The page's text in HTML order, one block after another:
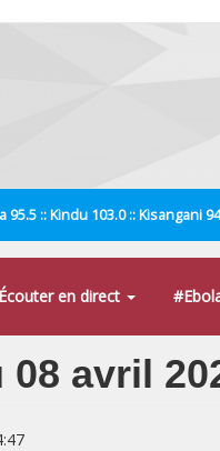
95.5 :: Kindu 103.0 ::
Écouter en direct
avril